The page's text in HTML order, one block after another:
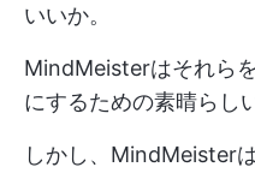
いいか。
MindMeisterはそれらを
にするための素晴らし
しかし、MindMeister